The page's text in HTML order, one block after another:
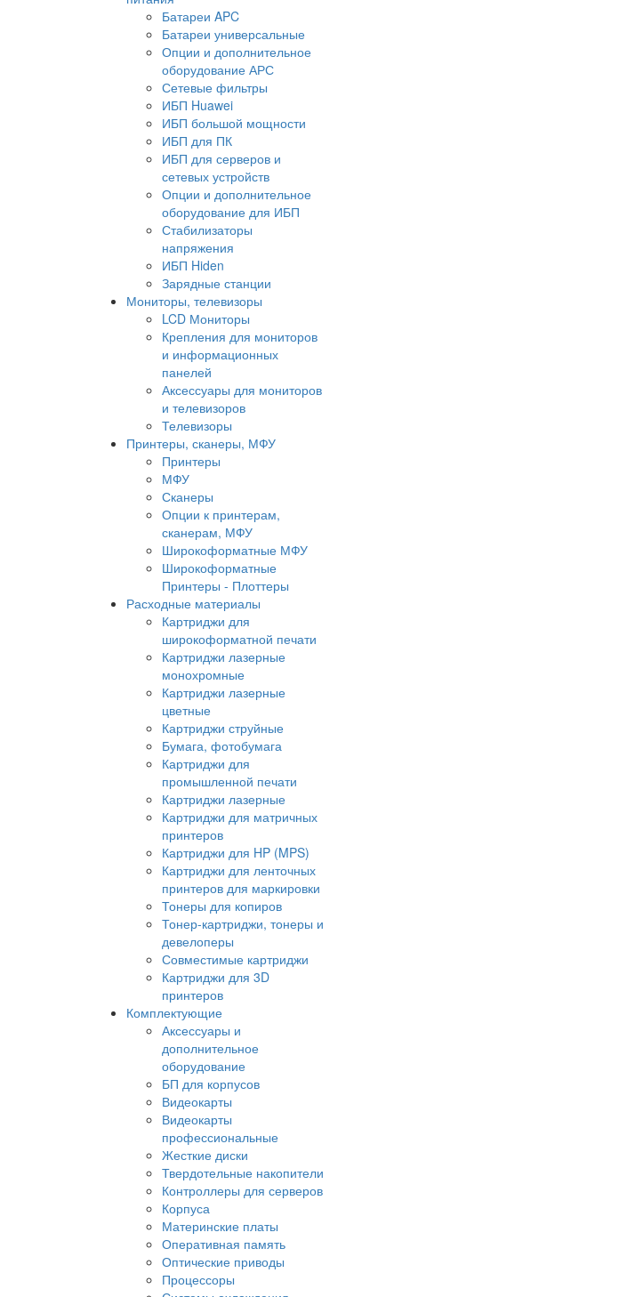
Батареи APC
Батареи универсальные
Опции и дополнительное
оборудование АРС
Сетевые фильтры
ИБП Huawei
ИБП большой мощности
ИБП для ПК
ИБП для серверов и
сетевых устройств
Опции и дополнительное
оборудование для ИБП
Стабилизаторы
напряжения
ИБП Hiden
Зарядные станции
Мониторы, телевизоры
LCD Мониторы
Крепления для мониторов
и информационных
панелей
Аксессуары для мониторов
и телевизоров
Телевизоры
Принтеры, сканеры, МФУ
Принтеры
МФУ
Сканеры
Опции к принтерам,
сканерам, МФУ
Широкоформатные МФУ
Широкоформатные
Принтеры - Плоттеры
Расходные материалы
Картриджи для
широкоформатной печати
Картриджи лазерные
монохромные
Картриджи лазерные
цветные
Картриджи струйные
Бумага, фотобумага
Картриджи для
промышленной печати
Картриджи лазерные
Картриджи для матричных
принтеров
Картриджи для HP (MPS)
Картриджи для ленточных
принтеров для маркировки
Тонеры для копиров
Тонер-картриджи, тонеры и
девелоперы
Совместимые картриджи
Картриджи для 3D
принтеров
Комплектующие
Аксессуары и
дополнительное
оборудование
БП для корпусов
Видеокарты
Видеокарты
профессиональные
Жесткие диски
Твердотельные накопители
Контроллеры для серверов
Корпуса
Материнские платы
Оперативная память
Оптические приводы
Процессоры